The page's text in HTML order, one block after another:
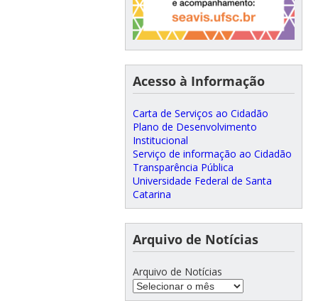
Acesso à Informação
Carta de Serviços ao Cidadão
Plano de Desenvolvimento
Institucional
Serviço de informação ao Cidadão
Transparência Pública
Universidade Federal de Santa
Catarina
Arquivo de Notícias
Arquivo de Notícias